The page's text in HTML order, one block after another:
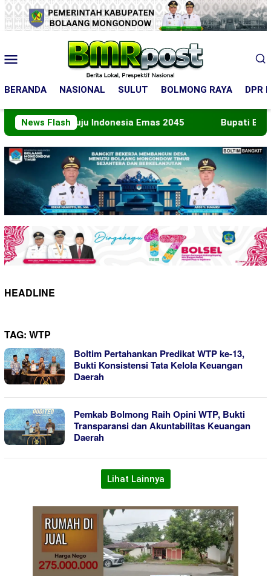
Loncat
ke
konten
Mobile
BERANDA NASIONAL SULUT BOLMONG RAYA DPR
News Flash
Menuju Indonesia Emas 2045 Bupati Boltara
HEADLINE
TAG: WTP
Boltim Pertahankan Predikat WTP ke-13,
Bukti Konsistensi Tata Kelola Keuangan
Daerah
Pemkab Bolmong Raih Opini WTP, Bukti
Transparansi dan Akuntabilitas Keuangan
Daerah
Lihat Lainnya